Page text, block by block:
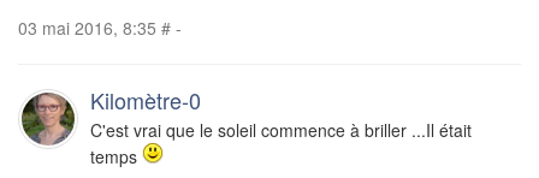
03 mai 2016, 8:35 # -
Kilomètre-0
C'est vrai que le soleil commence à briller ...Il était
temps